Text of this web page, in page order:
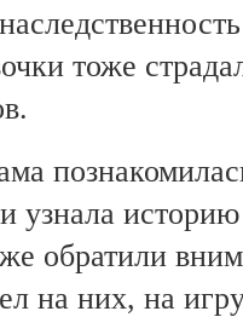
тоже
узнала
обратили
на них, на